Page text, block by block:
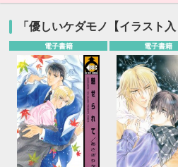
「優しいケダモノ【イラスト
電子書籍 電子書籍